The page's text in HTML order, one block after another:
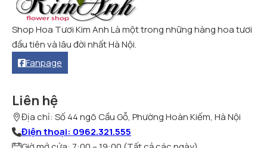
Shop Hoa Tươi Kim Anh Là một trong những hàng hoa tươi
đầu tiên và lâu đời nhất Hà Nội.
Fanpage
Liên hệ
Địa chỉ: Số 44 ngõ Cầu Gỗ, Phường Hoàn Kiếm, Hà Nội
Điện thoại: 0962.321.555